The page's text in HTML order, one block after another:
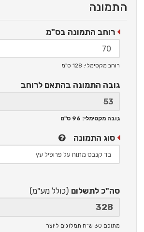
התמונה
רוחב התמונה בס"מ
רוחב מקסימלי: 128 ס"מ
גובה התמונה בהתאם לרוחב
גובה מקסימלי: 96 ס"מ
סוג התמונה
סה"כ לתשלום (כולל מע"מ)
מתוכם 30 ש"ח תמלוגים ליוצר